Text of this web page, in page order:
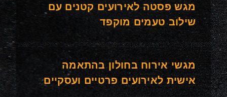
מגש פסטה לאירועים קטנים עם
שילוב טעמים מוקפד
מגשי אירוח בחולון בהתאמה
אישית לאירועים פרטיים ועסקיים